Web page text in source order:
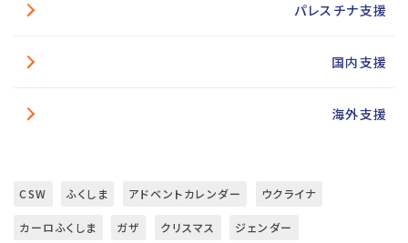
パレスチナ支援
国内支援
海外支援
CSW ふくしま アドベントカレンダー ウクライナ
カーロふくしま ガザ クリスマス ジェンダー